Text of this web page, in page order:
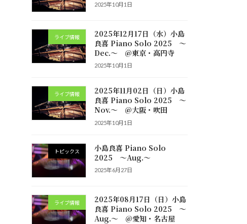
2025年10月1日
ライブ情報
2025年12月17日（水）小島
良喜 Piano Solo 2025 ～
Dec.～ @東京・高円寺
2025年10月1日
ライブ情報
2025年11月02日（日）小島
良喜 Piano Solo 2025 ～
Nov.～ @大阪・吹田
2025年10月1日
トピックス
小島良喜 Piano Solo
2025 ～Aug.～
2025年6月27日
ライブ情報
2025年08月17日（日）小島
良喜 Piano Solo 2025 ～
Aug.～ @愛知・名古屋